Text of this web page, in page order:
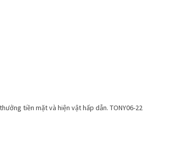
tiền mặt và hiện vật hấp dẫn. TONY06-22